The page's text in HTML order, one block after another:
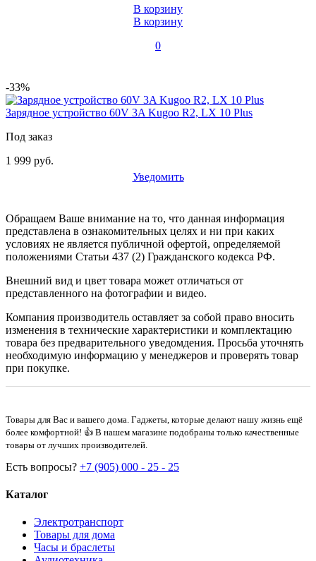
В корзину
В корзину
0
-33%
Зарядное устройство 60V 3A Kugoo R2, LX 10 Plus
Под заказ
1 999 руб.
Уведомить
Обращаем Ваше внимание на то, что данная информация
представлена в ознакомительных целях и ни при каких
условиях не является публичной офертой, определяемой
положениями Статьи 437 (2) Гражданского кодекса РФ.
Внешний вид и цвет товара может отличаться от
представленного на фотографии и видео.
Компания производитель оставляет за собой право вносить
изменения в технические характеристики и комплектацию
товара без предварительного уведомдения. Просьба уточнять
необходимую информацию у менеджеров и проверять товар
при покупке.
Товары для Вас и вашего дома. Гаджеты, которые делают нашу жизнь ещё
более комфортной! 👍 В нашем магазине подобраны только качественные
товары от лучших производителей.
Есть вопросы? +7 (905) 000 - 25 - 25
Каталог
Электротранспорт
Товары для дома
Часы и браслеты